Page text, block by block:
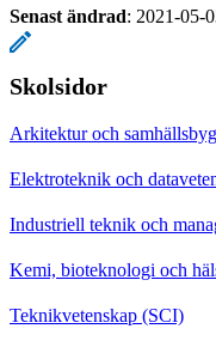
Senast ändrad: 2021-05-
Skolsidor
Arkitektur och
Elektroteknik och
Industriell teknik och
Kemi, bioteknologi och
Teknikvetenskap (SCI)